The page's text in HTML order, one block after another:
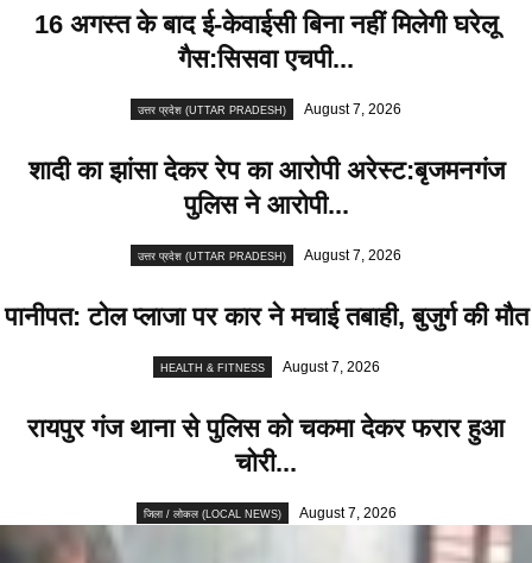
16 अगस्त के बाद ई-केवाईसी बिना नहीं मिलेगी घरेलू
गैस:सिसवा एचपी...
उत्तर प्रदेश (UTTAR PRADESH) August 7, 2026
शादी का झांसा देकर रेप का आरोपी अरेस्ट:बृजमनगंज
पुलिस ने आरोपी...
उत्तर प्रदेश (UTTAR PRADESH) August 7, 2026
पानीपत: टोल प्लाजा पर कार ने मचाई तबाही, बुजुर्ग की मौत
HEALTH & FITNESS August 7, 2026
रायपुर गंज थाना से पुलिस को चकमा देकर फरार हुआ
चोरी...
जिला / लोकल (LOCAL NEWS) August 7, 2026